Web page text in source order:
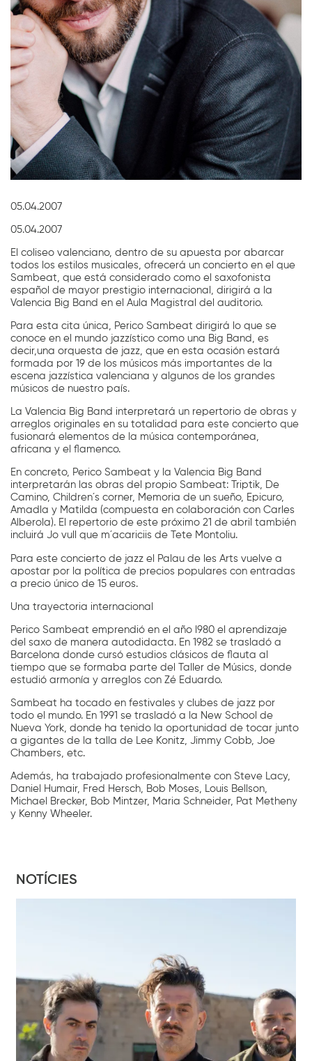
05.04.2007
05.04.2007
El coliseo valenciano, dentro de su apuesta por abarcar
todos los estilos musicales, ofrecerá un concierto en el que
Sambeat, que está considerado como el saxofonista
español de mayor prestigio internacional, dirigirá a la
Valencia Big Band en el Aula Magistral del auditorio.
Para esta cita única, Perico Sambeat dirigirá lo que se
conoce en el mundo jazzístico como una Big Band, es
decir,una orquesta de jazz, que en esta ocasión estará
formada por 19 de los músicos más importantes de la
escena jazzística valenciana y algunos de los grandes
músicos de nuestro país.
La Valencia Big Band interpretará un repertorio de obras y
arreglos originales en su totalidad para este concierto que
fusionará elementos de la música contemporánea,
africana y el flamenco.
En concreto, Perico Sambeat y la Valencia Big Band
interpretarán las obras del propio Sambeat: Triptik, De
Camino, Children´s corner, Memoria de un sueño, Epicuro,
Amadla y Matilda (compuesta en colaboración con Carles
Alberola). El repertorio de este próximo 21 de abril también
incluirá Jo vull que m´acariciis de Tete Montoliu.
Para este concierto de jazz el Palau de les Arts vuelve a
apostar por la política de precios populares con entradas
a precio único de 15 euros.
Una trayectoria internacional
Perico Sambeat emprendió en el año l980 el aprendizaje
del saxo de manera autodidacta. En 1982 se trasladó a
Barcelona donde cursó estudios clásicos de flauta al
tiempo que se formaba parte del Taller de Músics, donde
estudió armonía y arreglos con Zé Eduardo.
Sambeat ha tocado en festivales y clubes de jazz por
todo el mundo. En 1991 se trasladó a la New School de
Nueva York, donde ha tenido la oportunidad de tocar junto
a gigantes de la talla de Lee Konitz, Jimmy Cobb, Joe
Chambers, etc.
Además, ha trabajado profesionalmente con Steve Lacy,
Daniel Humair, Fred Hersch, Bob Moses, Louis Bellson,
Michael Brecker, Bob Mintzer, Maria Schneider, Pat Metheny
y Kenny Wheeler.
NOTÍCIES